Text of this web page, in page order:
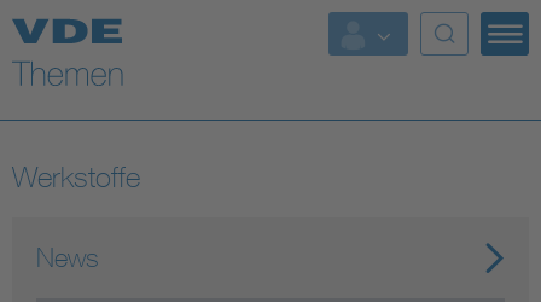
Top Themen
Fokusthemen
Energy
AI & Digital Trust
Werkstoffe
News